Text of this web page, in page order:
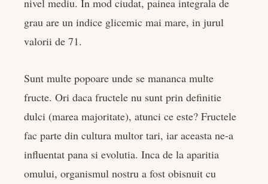
grau are un indice glicemic mai mare, in jurul
valorii de 71.
Sunt multe popoare unde se mananca multe
fructe. Ori daca fructele nu sunt prin definitie
dulci (marea majoritate), atunci ce este? Fructele
fac parte din cultura multor tari, iar aceasta ne-a
influentat pana si evolutia. Inca de la aparitia
omului, organismul nostru a fost obisnuit cu